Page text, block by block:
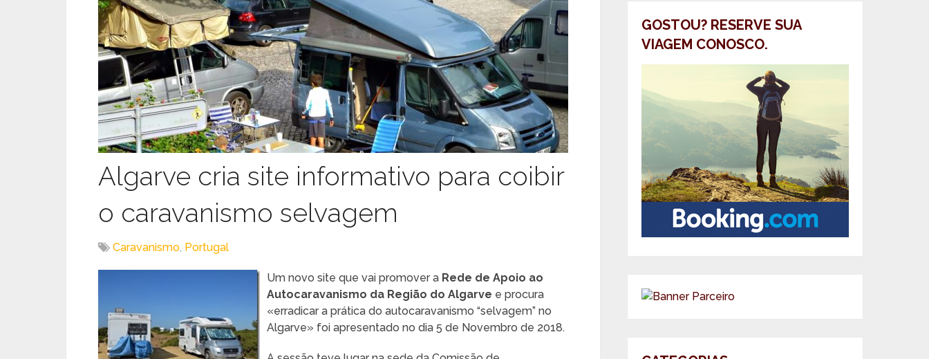
Algarve cria site informativo para coibir
o caravanismo selvagem
Caravanismo, Portugal
Um novo site que vai promover a Rede de Apoio ao
Autocaravanismo da Região do Algarve e procura
«erradicar a prática do autocaravanismo “selvagem” no
Algarve» foi apresentado no dia 5 de Novembro de 2018.
GOSTOU? RESERVE SUA
VIAGEM CONOSCO.